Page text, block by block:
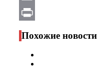
Email
Print
Похожие новости